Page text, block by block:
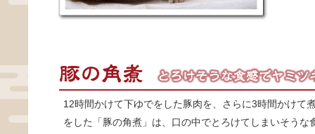
12時間かけて下ゆでをした豚肉を、さらに3時間かけて
をした「豚の角煮」は、口の中でとろけてしまいそうな